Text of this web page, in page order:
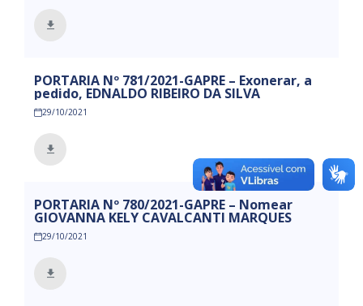
PORTARIA Nº 781/2021-GAPRE – Exonerar, a
pedido, EDNALDO RIBEIRO DA SILVA
29/10/2021
PORTARIA Nº 780/2021-GAPRE – Nomear
GIOVANNA KELY CAVALCANTI MARQUES
29/10/2021